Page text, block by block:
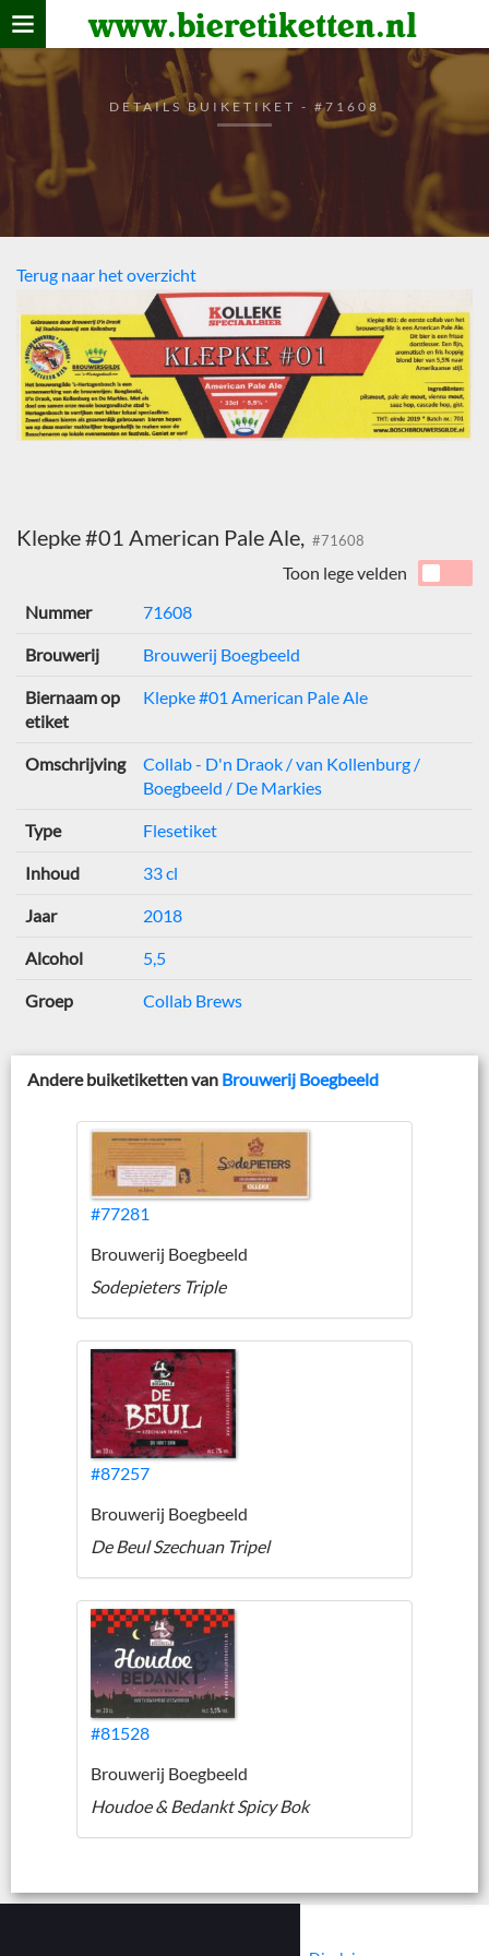
www.bieretiketten.nl
Home
verzamelen
De bierkaart
Bezoekers
DETAILS BUIKETIKET - #71608
Terug naar het overzicht
Klepke #01 American Pale Ale, #71608
Toon lege velden
Nummer
71608
Brouwerij Brouwerij Boegbeeld
Biernaam op
etiket
Klepke #01 American Pale Ale
Omschrijving
Collab - D'n Draok / van Kollenburg /
Boegbeeld / De Markies
Type Flesetiket
Inhoud 33 cl
Jaar 2018
Alcohol 5,5
Groep Collab Brews
Andere buiketiketten van Brouwerij Boegbeeld
#77281
Brouwerij Boegbeeld
Sodepieters Triple
#87257
Brouwerij Boegbeeld
De Beul Szechuan Tripel
#81528
Brouwerij Boegbeeld
Houdoe & Bedankt Spicy Bok